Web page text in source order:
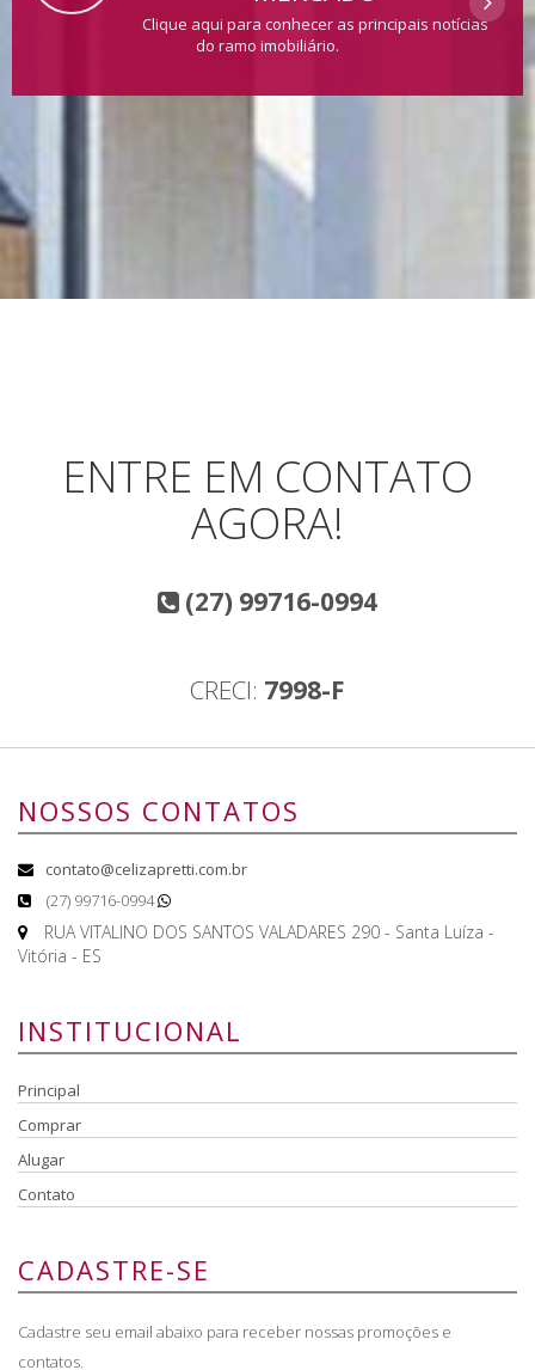
Clique aqui para conhecer as principais notícias
do ramo imobiliário.
ENTRE EM CONTATO
AGORA!
(27) 99716-0994
CRECI: 7998-F
NOSSOS CONTATOS
contato@celizapretti.com.br
(27) 99716-0994
RUA VITALINO DOS SANTOS VALADARES 290 - Santa Luíza -
Vitória - ES
INSTITUCIONAL
Principal
Comprar
Alugar
Contato
CADASTRE-SE
Cadastre seu email abaixo para receber nossas promoções e
contatos.